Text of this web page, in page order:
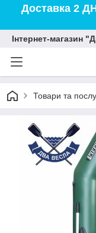
Доставка 2
Інтернет-магазин
Товари та